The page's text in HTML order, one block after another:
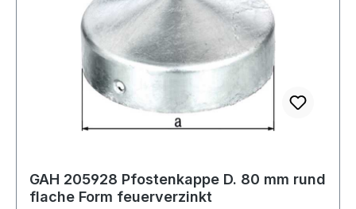
GAH 205928 Pfostenkappe D. 80 mm rund
flache Form feuerverzinkt